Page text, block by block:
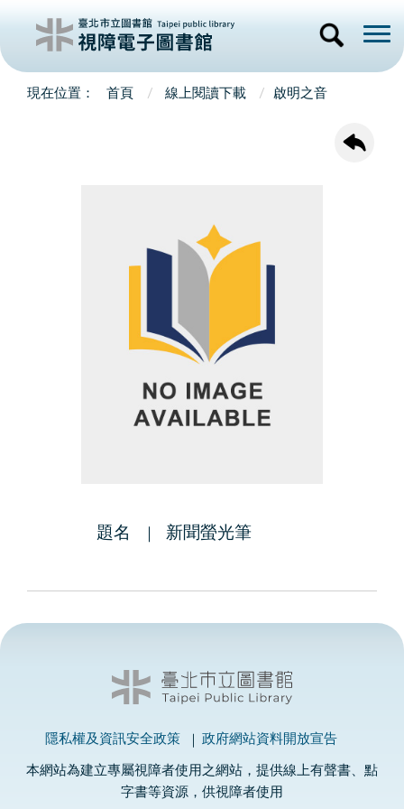
首頁 線上閱讀下載 啟明之音
題名 新聞螢光筆
隱私權及資訊安全政策 政府網站資料開放宣告
本網站為建立專屬視障者使用之網站，提供線上有聲書、點
字書等資源，供視障者使用